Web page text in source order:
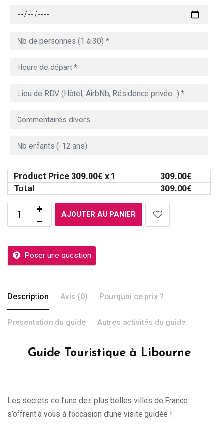
Product Price 309.00€ x 1 309.00€
Total
309.00€
AJOUTER AU PANIER
Poser une question
Description Avis (0) Pourquoi ce prix ?
Présentation du guide Autres activités du guide
Guide Touristique à Libourne
Les secrets de l’une des plus belles villes de France
s’offrent à vous à l’occasion d’une visite guidée !